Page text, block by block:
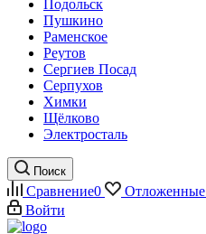
Подольск
Пушкино
Раменское
Реутов
Сергиев Посад
Серпухов
Химки
Щёлково
Электросталь
Поиск
Сравнение0 Отложенные
Войти